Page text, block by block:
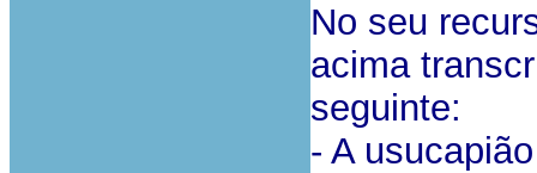
No seu
acima
seguinte:
- A